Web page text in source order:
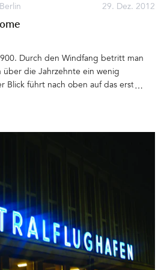
29. Dez. 2012
Berlin
Durch den Windfang betritt man
über die Jahrzehnte ein wenig
Blick führt nach oben auf das erste
in Grau, an der Wand das 150 x
I« von Cameron Rudd ein
rote Stuhl-Klassiker von Thonet,
hell und sonnig ist es überall, auch die
in Walnuss und Weiß. Beim Einrichten
genommen, die Bilder sind
Gemälde von Sabine Dehnel in der